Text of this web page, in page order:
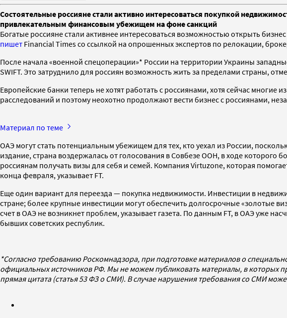
Состоятельные россияне стали активно интересоваться покупкой
привлекательным финансовым убежищем на фоне санкций
Богатые россияне стали активнее интересоваться возможностью открыть
пишет Financial Times со ссылкой на опрошенных экспертов по релокации,
После начала «военной спецоперации»* России на территории Украины
SWIFT. Это затруднило для россиян возможность жить за пределами страны,
Европейские банки теперь не хотят работать с россиянами, хотя сейчас многие
расследований и поэтому неохотно продолжают вести бизнес с россиянами,
Материал по теме
ОАЭ могут стать потенциальным убежищем для тех, кто уехал из России,
издание, страна воздержалась от голосования в Совбезе ООН, в ходе
россиянам получать визы для себя и семей. Компания Virtuzone, которая
конца февраля, указывает FT.
Еще один вариант для переезда — покупка недвижимости. Инвестиции в
стране; более крупные инвестиции могут обеспечить долгосрочные «золотые
счет в ОАЭ не возникнет проблем, указывает газета. По данным FT, в ОАЭ уже
бывших советских республик.
*Согласно требованию Роскомнадзора, при подготовке материалов о
официальных источников РФ. Мы не можем публиковать материалы, в которых
прямая цитата (статья 53 ФЗ о СМИ). В случае нарушения требования со СМИ